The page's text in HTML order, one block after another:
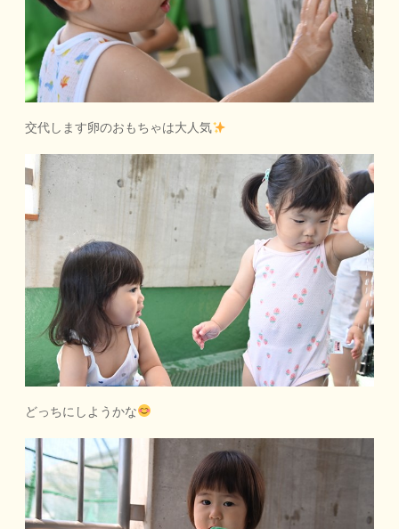
交代します卵のおもちゃは大人気
どっちにしようかな